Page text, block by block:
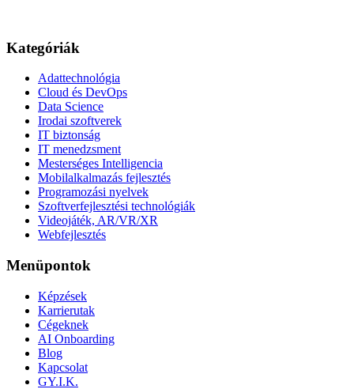
Kategóriák
Adattechnológia
Cloud és DevOps
Data Science
Irodai szoftverek
IT biztonság
IT menedzsment
Mesterséges Intelligencia
Mobilalkalmazás fejlesztés
Programozási nyelvek
Szoftverfejlesztési technológiák
Videojáték, AR/VR/XR
Webfejlesztés
Menüpontok
Képzések
Karrierutak
Cégeknek
AI Onboarding
Blog
Kapcsolat
GY.I.K.